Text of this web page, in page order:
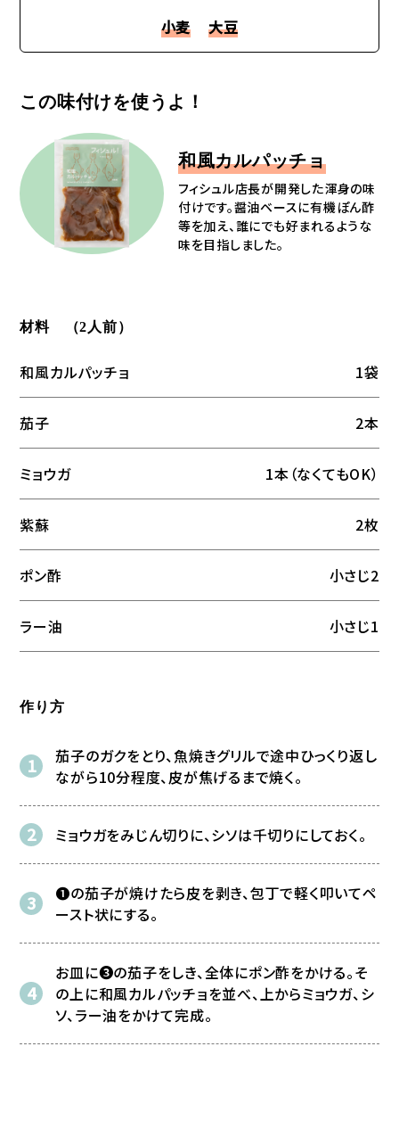
小麦 大豆
この味付けを使うよ！
和風カルパッチョ
フィシュル店長が開発した渾身の味
付けです。醤油ベースに有機ぽん酢
等を加え、誰にでも好まれるような
味を目指しました。
材料 （2人前）
和風カルパッチョ 1袋
茄子 2本
ミョウガ 1本（なくてもOK）
紫蘇 2枚
ポン酢 小さじ2
ラー油 小さじ1
作り方
茄子のガクをとり、魚焼きグリルで途中ひっくり返し
ながら10分程度、皮が焦げるまで焼く。
ミョウガをみじん切りに、シソは千切りにしておく。
❶の茄子が焼けたら皮を剥き、包丁で軽く叩いてペ
ースト状にする。
お皿に❸の茄子をしき、全体にポン酢をかける。そ
の上に和風カルパッチョを並べ、上からミョウガ、シ
ソ、ラー油をかけて完成。